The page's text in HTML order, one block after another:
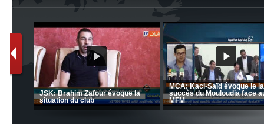
MCA: Kaci-Saïd évoque le
succès du Mouloudia face
MFM
JSK: Brahim Zafour évoque la
situation du club